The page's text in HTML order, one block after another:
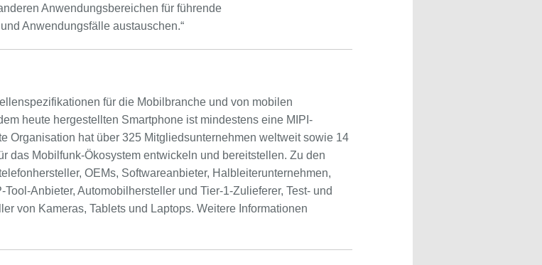
Anwendungsbereichen für führende
Anwendungsfälle austauschen.“
für die Mobilbranche und von mobilen
heute hergestellten Smartphone ist mindestens eine MIPI-
Organisation hat über 325 Mitgliedsunternehmen weltweit sowie 14
das Mobilfunk-Ökosystem entwickeln und bereitstellen. Zu den
OEMs, Softwareanbieter, Halbleiterunternehmen,
Anbieter, Automobilhersteller und Tier-1-Zulieferer, Test- und
von Kameras, Tablets und Laptops. Weitere Informationen